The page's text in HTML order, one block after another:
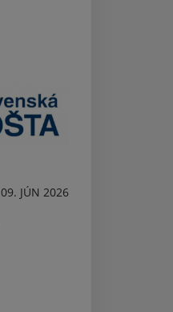
09. JÚN 2026